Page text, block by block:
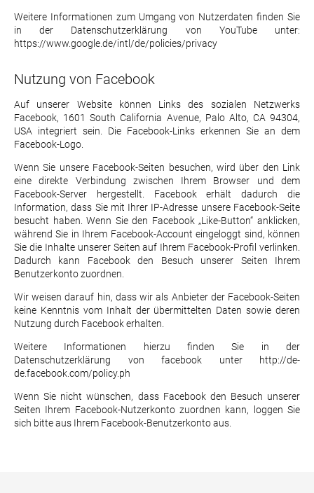
Weitere Informationen zum Umgang von Nutzerdaten finden Sie
in der Datenschutzerklärung von YouTube unter:
https://www.google.de/intl/de/policies/privacy
Nutzung von Facebook
Auf unserer Website können Links des sozialen Netzwerks
Facebook, 1601 South California Avenue, Palo Alto, CA 94304,
USA integriert sein. Die Facebook-Links erkennen Sie an dem
Facebook-Logo.
Wenn Sie unsere Facebook-Seiten besuchen, wird über den Link
eine direkte Verbindung zwischen Ihrem Browser und dem
Facebook-Server hergestellt. Facebook erhält dadurch die
Information, dass Sie mit Ihrer IP-Adresse unsere Facebook-Seite
besucht haben. Wenn Sie den Facebook „Like-Button“ anklicken,
während Sie in Ihrem Facebook-Account eingeloggt sind, können
Sie die Inhalte unserer Seiten auf Ihrem Facebook-Profil verlinken.
Dadurch kann Facebook den Besuch unserer Seiten Ihrem
Benutzerkonto zuordnen.
Wir weisen darauf hin, dass wir als Anbieter der Facebook-Seiten
keine Kenntnis vom Inhalt der übermittelten Daten sowie deren
Nutzung durch Facebook erhalten.
Weitere Informationen hierzu finden Sie in der
Datenschutzerklärung von facebook unter
http://de-
de.facebook.com/policy.ph
Wenn Sie nicht wünschen, dass Facebook den Besuch unserer
Seiten Ihrem Facebook-Nutzerkonto zuordnen kann, loggen Sie
sich bitte aus Ihrem Facebook-Benutzerkonto aus.